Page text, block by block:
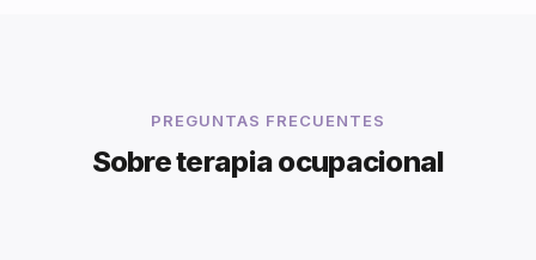
PREGUNTAS FRECUENTES
Sobre terapia ocupacional